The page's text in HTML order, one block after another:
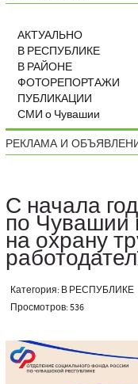
АКТУАЛЬНО
В РЕСПУБЛИКЕ
В РАЙОНЕ
ФОТОРЕПОРТАЖИ
ПУБЛИКАЦИИ
СМИ о Чувашии
РЕКЛАМА И
С начала
по Чувашии
на охрану
Категория: В РЕСПУБЛИКЕ
Просмотров: 536